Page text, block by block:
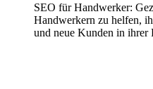
SEO für Handwerker:
Handwerkern zu helfen,
und neue Kunden in ihrer